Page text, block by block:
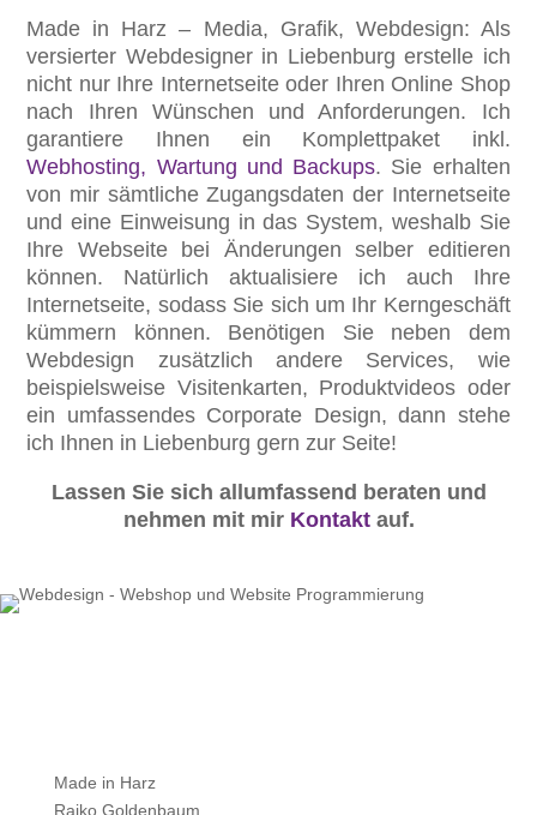
Made in Harz – Media, Grafik, Webdesign: Als
versierter Webdesigner in Liebenburg erstelle ich
nicht nur Ihre Internetseite oder Ihren Online Shop
nach Ihren Wünschen und Anforderungen. Ich
garantiere Ihnen ein Komplettpaket inkl.
Webhosting, Wartung und Backups. Sie erhalten
von mir sämtliche Zugangsdaten der Internetseite
und eine Einweisung in das System, weshalb Sie
Ihre Webseite bei Änderungen selber editieren
können. Natürlich aktualisiere ich auch Ihre
Internetseite, sodass Sie sich um Ihr Kerngeschäft
kümmern können. Benötigen Sie neben dem
Webdesign zusätzlich andere Services, wie
beispielsweise Visitenkarten, Produktvideos oder
ein umfassendes Corporate Design, dann stehe
ich Ihnen in Liebenburg gern zur Seite!
Lassen Sie sich allumfassend beraten und
nehmen mit mir Kontaktauf.
Made in Harz
Raiko Goldenbaum